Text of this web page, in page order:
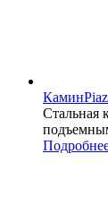
Камин
Стальная